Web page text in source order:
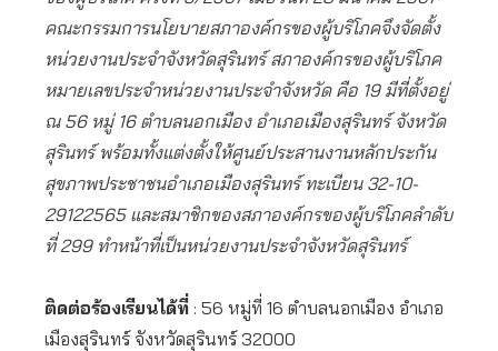
คณะกรรมการนโยบายสภาองค์กรของผู้บริโภคจึงจัดตั้ง
หน่วยงานประจำจังหวัดสุรินทร์ สภาองค์กรของผู้บริโภค
หมายเลขประจำหน่วยงานประจำจังหวัด คือ 19 มีที่ตั้งอยู่
ณ 56 หมู่ 16 ตำบลนอกเมือง อำเภอเมืองสุรินทร์ จังหวัด
สุรินทร์ พร้อมทั้งแต่งตั้งให้ศูนย์ประสานงานหลักประกัน
สุขภาพประชาชนอำเภอเมืองสุรินทร์ ทะเบียน 32-10-
29122565 และสมาชิกของสภาองค์กรของผู้บริโภคลำดับ
ที่ 299 ทำหน้าที่เป็นหน่วยงานประจำจังหวัดสุรินทร์
ติดต่อร้องเรียนได้ที่ : 56 หมู่ที่ 16 ตำบลนอกเมือง อำเภอ
เมืองสุรินทร์ จังหวัดสุรินทร์ 32000